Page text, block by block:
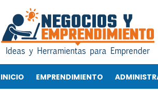
s
t
e
INICIO EMPRENDIMIENTO